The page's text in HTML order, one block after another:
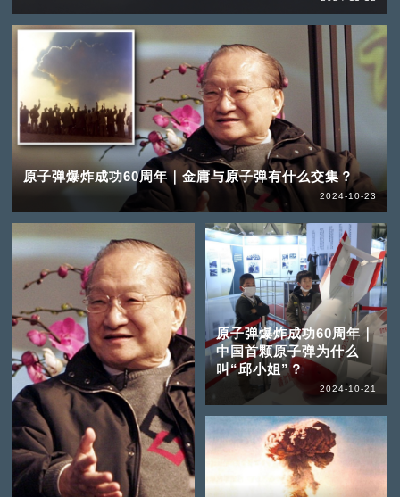
原子弹爆炸成功60周年｜金庸与原子弹有什么交集？
2024-10-23
原子弹爆炸成功60周年｜
中国首颗原子弹为什么
叫“邱小姐”？
2024-10-21